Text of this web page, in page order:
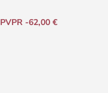
PVPR -62,00 €